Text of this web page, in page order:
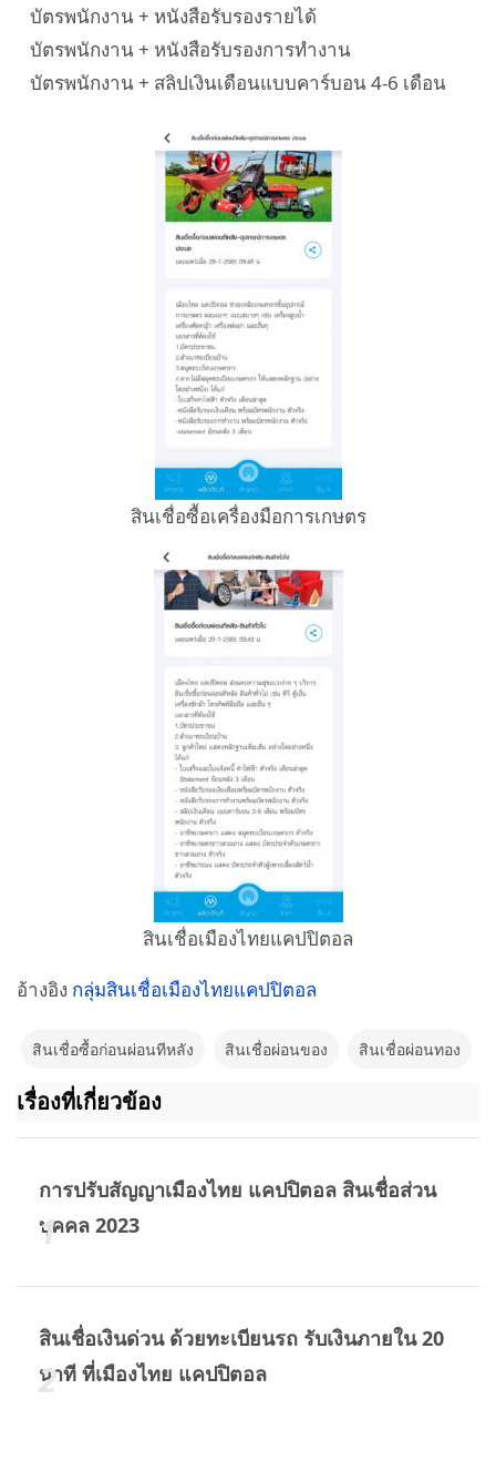
บัตรพนักงาน + หนังสือรับรองรายได้
บัตรพนักงาน + หนังสือรับรองการทำงาน
บัตรพนักงาน + สลิปเงินเดือนแบบคาร์บอน 4-6 เดือน
สินเชื่อซื้อเครื่องมือการเกษตร
สินเชื่อเมืองไทยแคปปิตอล
อ้างอิง กลุ่มสินเชื่อเมืองไทยแคปปิตอล
สินเชื่อซื้อก่อนผ่อนทีหลัง สินเชื่อผ่อนของ สินเชื่อผ่อนทอง
เรื่องที่เกี่ยวข้อง
การปรับสัญญาเมืองไทย แคปปิตอล สินเชื่อส่วน
บุคคล 2023
สินเชื่อเงินด่วน ด้วยทะเบียนรถ รับเงินภายใน 20
นาที ที่เมืองไทย แคปปิตอล